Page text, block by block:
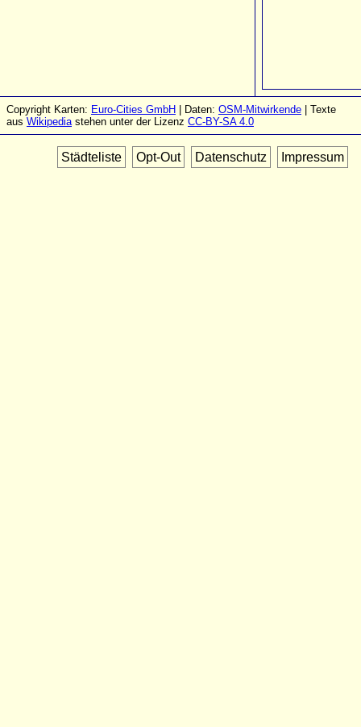
Copyright Karten: Euro-Cities GmbH | Daten: OSM-Mitwirkende | Texte
aus Wikipediastehen unter der Lizenz CC-BY-SA 4.0
Städteliste Opt-Out Datenschutz Impressum